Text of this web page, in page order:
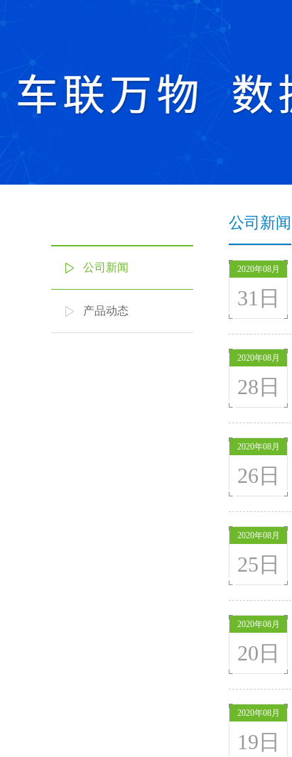
公司新闻
产品动态
公司新闻
2020年08月
31日
2020年08月
28日
2020年08月
26日
2020年08月
25日
2020年08月
20日
2020年08月
19日